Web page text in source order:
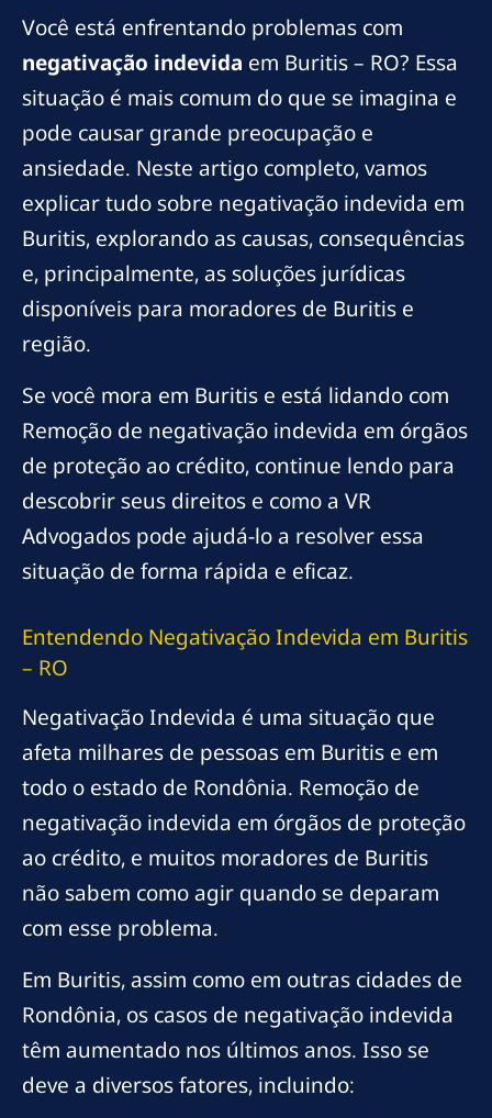
Você está enfrentando problemas com
negativação indevida em Buritis – RO? Essa
situação é mais comum do que se imagina e
pode causar grande preocupação e
ansiedade. Neste artigo completo, vamos
explicar tudo sobre negativação indevida em
Buritis, explorando as causas, consequências
e, principalmente, as soluções jurídicas
disponíveis para moradores de Buritis e
região.
Se você mora em Buritis e está lidando com
Remoção de negativação indevida em órgãos
de proteção ao crédito, continue lendo para
descobrir seus direitos e como a VR
Advogados pode ajudá-lo a resolver essa
situação de forma rápida e eficaz.
Entendendo Negativação Indevida em Buritis
– RO
Negativação Indevida é uma situação que
afeta milhares de pessoas em Buritis e em
todo o estado de Rondônia. Remoção de
negativação indevida em órgãos de proteção
ao crédito, e muitos moradores de Buritis
não sabem como agir quando se deparam
com esse problema.
Em Buritis, assim como em outras cidades de
Rondônia, os casos de negativação indevida
têm aumentado nos últimos anos. Isso se
deve a diversos fatores, incluindo: